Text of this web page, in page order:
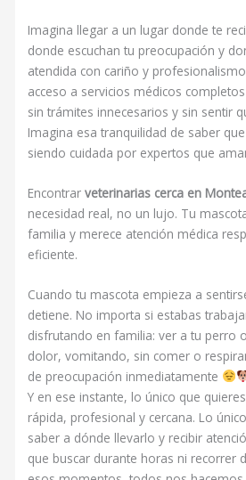
Imagina llegar a un lugar donde te
donde escuchan tu preocupación y
atendida con cariño y
acceso a servicios médicos
sin trámites innecesarios y sin sentir
Imagina esa tranquilidad de saber
siendo cuidada por expertos que
Encontrarveterinarias cerca en
necesidad real, no un lujo. Tu
familia y merece atención médica
eficiente.
Cuando tu mascota empieza a
detiene. No importa si estabas
disfrutando en familia: ver a tu perro
dolor, vomitando, sin comer o
de preocupación inmediatamente
Y en ese instante, lo único que
rápida, profesional y cercana. Lo
saber a dónde llevarlo y recibir
que buscar durante horas ni recorrer